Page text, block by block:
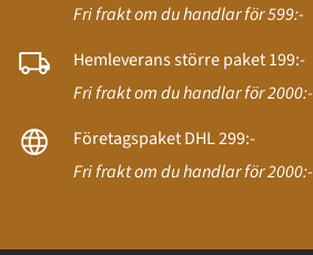
Fri frakt om du handlar för 599:-
Hemleverans större paket 199:-
Fri frakt om du handlar för 2000:-
Företagspaket DHL 299:-
Fri frakt om du handlar för 2000:-